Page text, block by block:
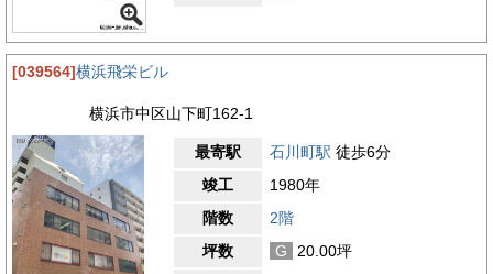
[039564]横浜飛栄ビル
横浜市中区山下町162-1
最寄駅 石川町駅 徒歩6分
竣工
1980年
階数
2階
坪数
G
20.00坪